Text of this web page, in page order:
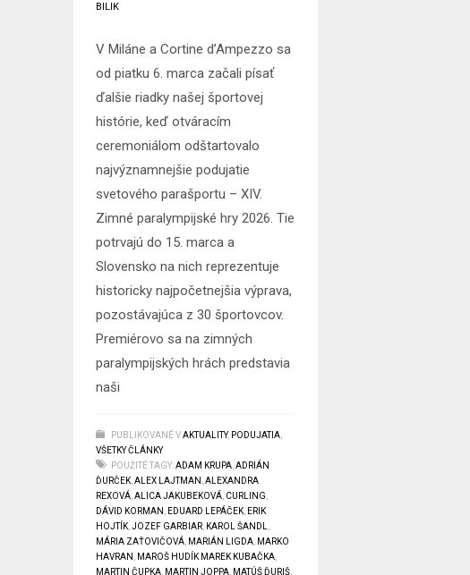
BILIK
V Miláne a Cortine d’Ampezzo sa
od piatku 6. marca začali písať
ďalšie riadky našej športovej
histórie, keď otváracím
ceremoniálom odštartovalo
najvýznamnejšie podujatie
svetového parašportu – XIV.
Zimné paralympijské hry 2026. Tie
potrvajú do 15. marca a
Slovensko na nich reprezentuje
historicky najpočetnejšia výprava,
pozostávajúca z 30 športovcov.
Premiérovo sa na zimných
paralympijských hrách predstavia
naši
PUBLIKOVANÉ V AKTUALITY, PODUJATIA,
VŠETKY ČLÁNKY
POUŽITÉ TAGY: ADAM KRUPA,ADRIÁN
ĎURČEK,ALEX LAJTMAN ,ALEXANDRA
REXOVÁ,ALICA JAKUBEKOVÁ, CURLING,
DÁVID KORMAN , EDUARD LEPÁČEK, ERIK
HOJTÍK,JOZEF GARBIAR, KAROL ŠANDL,
MÁRIA ZAŤOVIČOVÁ, MARIÁN LIGDA, MARKO
HAVRAN , MAROŠ HUDÍK MAREK KUBAČKA,
MARTIN ČUPKA, MARTIN JOPPA, MATÚŠ ĎURIŠ,